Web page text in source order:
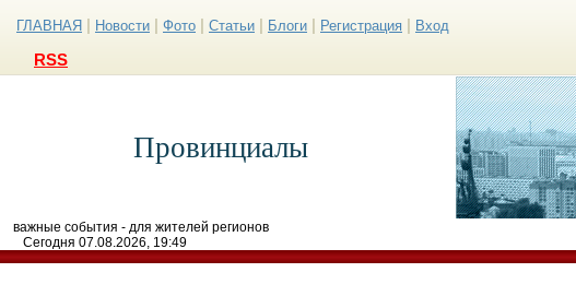
ГЛАВНАЯ Новости Фото Статьи Блоги Регистрация Вход
RSS
Провинциалы
важные события - для жителей регионов
Сегодня 07.08.2026, 19:49